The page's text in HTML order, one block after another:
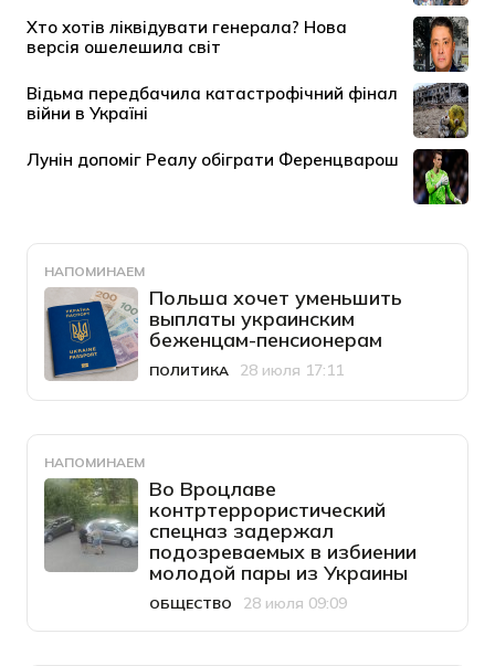
НАПОМИНАЕМ
Польша хочет уменьшить
выплаты украинским
беженцам-пенсионерам
Категория
ПОЛИТИКА
Дата публикации
28 июля 17:11
НАПОМИНАЕМ
Во Вроцлаве
контртеррористический
спецназ задержал
подозреваемых в избиении
молодой пары из Украины
Категория
ОБЩЕСТВО
Дата публикации
28 июля 09:09